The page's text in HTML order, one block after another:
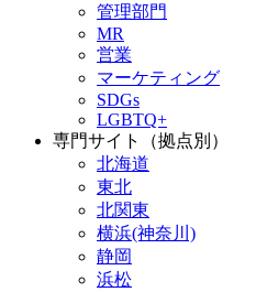
管理部門
MR
営業
マーケティング
SDGs
LGBTQ+
専門サイト（拠点別）
北海道
東北
北関東
横浜(神奈川)
静岡
浜松